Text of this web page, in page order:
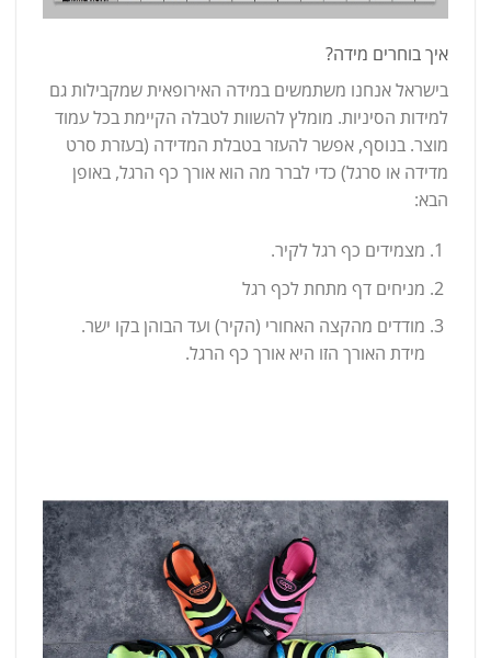
איך בוחרים מידה?
בישראל אנחנו משתמשים במידה האירופאית שמקבילות גם
למידות הסיניות. מומלץ להשוות לטבלה הקיימת בכל עמוד
מוצר. בנוסף, אפשר להעזר בטבלת המדידה (בעזרת סרט
מדידה או סרגל) כדי לברר מה הוא אורך כף הרגל, באופן
הבא:
מצמידים כף רגל לקיר.
מניחים דף מתחת לכף רגל
מודדים מהקצה האחורי (הקיר) ועד הבוהן בקו ישר.
מידת האורך הזו היא אורך כף הרגל.